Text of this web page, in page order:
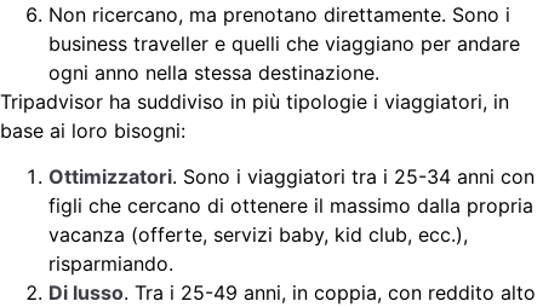
Non ricercano, ma prenotano direttamente. Sono i
business traveller e quelli che viaggiano per andare
ogni anno nella stessa destinazione.
Tripadvisor ha suddiviso in più tipologie i viaggiatori, in
base ai loro bisogni:
Ottimizzatori. Sono i viaggiatori tra i 25-34 anni con
figli che cercano di ottenere il massimo dalla propria
vacanza (offerte, servizi baby, kid club, ecc.),
risparmiando.
Di lusso. Tra i 25-49 anni, in coppia, con reddito alto